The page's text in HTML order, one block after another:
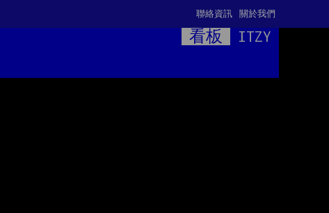
關於我們
聯絡資訊
看板
ITZY